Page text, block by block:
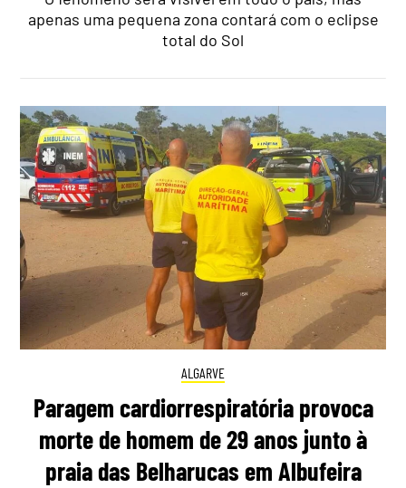
apenas uma pequena zona contará com o eclipse
total do Sol
ALGARVE
Paragem cardiorrespiratória provoca
morte de homem de 29 anos junto à
praia das Belharucas em Albufeira